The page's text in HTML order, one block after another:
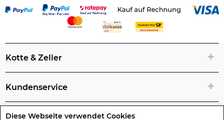
Diese Webseite verwendet Cookies
Kotte & Zeller
Kundenservice
Rechtliche Artikelinfos